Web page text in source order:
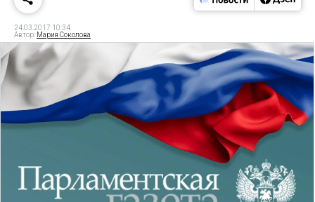
24.03.2017 10:34
Автор: Мария Соколова